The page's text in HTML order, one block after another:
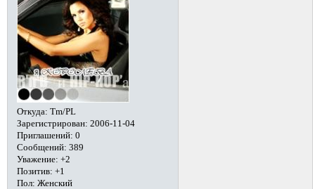
Откуда: Tm/PL
Зарегистрирован: 2006-11-04
Приглашений: 0
Сообщений: 389
Уважение: +2
Позитив: +1
Пол: Женский